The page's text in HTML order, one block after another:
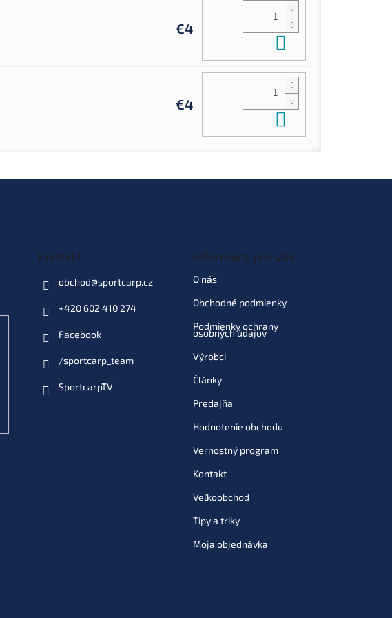
€4
€4
Kontakt
obchod@sportcarp.cz
+420 602 410 274
Facebook
/sportcarp_team
SportcarpTV
Informace pro vás
O nás
Obchodné podmienky
Podmienky ochrany
osobných údajov
Výrobci
Články
Predajňa
Hodnotenie obchodu
Vernostný program
Kontakt
Veľkoobchod
Tipy a triky
Moja objednávka